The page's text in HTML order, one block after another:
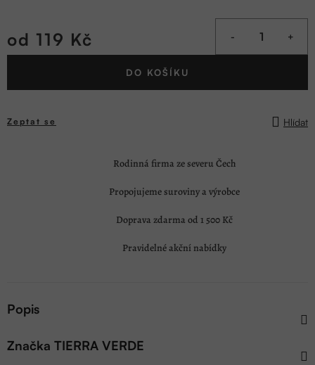
od 119 Kč
Měrná
DO KOŠÍKU
Zeptat se Hlídat
Rodinná firma ze severu Čech
Propojujeme suroviny a výrobce
Doprava zdarma od 1 500 Kč
Pravidelné akční nabídky
Popis
Značka TIERRA VERDE